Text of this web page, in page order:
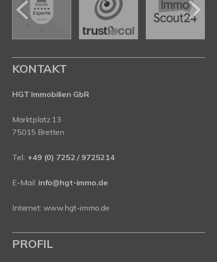
KONTAKT
HGT Immobilien GbR
Marktplatz 13
75015 Bretten
Tel.: +49 (0) 7252 / 9725214
E-Mail: info@hgt-immo.de
Internet: www.hgt-immo.de
PROFIL